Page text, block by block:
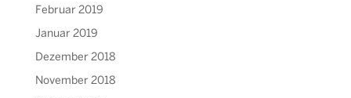
Februar 2019
Januar 2019
Dezember 2018
November 2018